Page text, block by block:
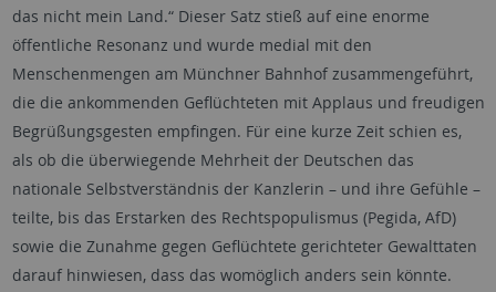
das nicht mein Land.“ Dieser Satz stieß auf eine enorme
öffentliche Resonanz und wurde medial mit den
Menschenmengen am Münchner Bahnhof zusammengeführt,
die die ankommenden Geflüchteten mit Applaus und freudigen
Begrüßungsgesten empfingen. Für eine kurze Zeit schien es,
als ob die überwiegende Mehrheit der Deutschen das
nationale Selbstverständnis der Kanzlerin – und ihre Gefühle –
teilte, bis das Erstarken des Rechtspopulismus (Pegida, AfD)
sowie die Zunahme gegen Geflüchtete gerichteter Gewalttaten
darauf hinwiesen, dass das womöglich anders sein könnte.